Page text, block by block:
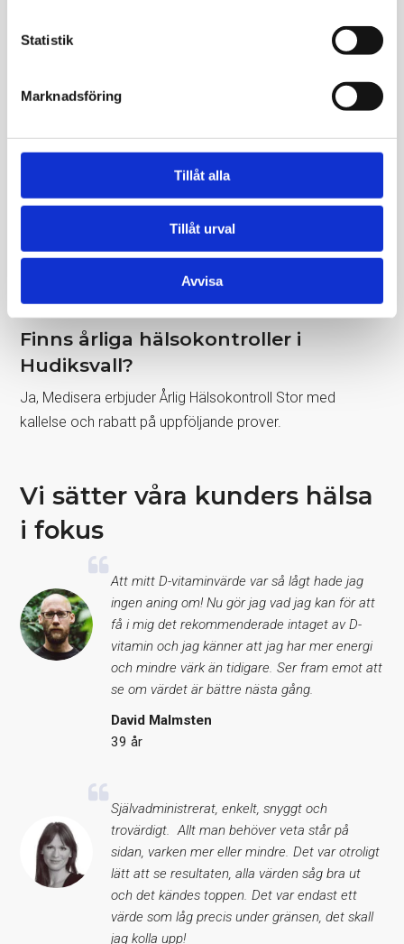
Statistik
Marknadsföring
Tillåt alla
Tillåt urval
Avvisa
Ett fåtal specialanalyser erbjuds dock inte.
Vad kostar provtagningen?
till 4 500 kr.
Kan företag boka hälsokontroller
Ja, företag kan kontakta oss för skräddarsydda
Finns årliga hälsokontroller i
Hudiksvall?
Ja, Medisera erbjuder Årlig Hälsokontroll Stor med
kallelse och rabatt på uppföljande prover.
Vi sätter våra kunders hälsa
i fokus
Att mitt D-vitaminvärde var så lågt hade jag
ingen aning om! Nu gör jag vad jag kan för att
få i mig det rekommenderade intaget av D-
vitamin och jag känner att jag har mer energi
och mindre värk än tidigare. Ser fram emot att
se om värdet är bättre nästa gång.
David Malmsten
39 år
Självadministrerat, enkelt, snyggt och
trovärdigt. Allt man behöver veta står på
sidan, varken mer eller mindre. Det var otroligt
lätt att se resultaten, alla värden såg bra ut
och det kändes toppen. Det var endast ett
värde som låg precis under gränsen, det skall
jag kolla upp!